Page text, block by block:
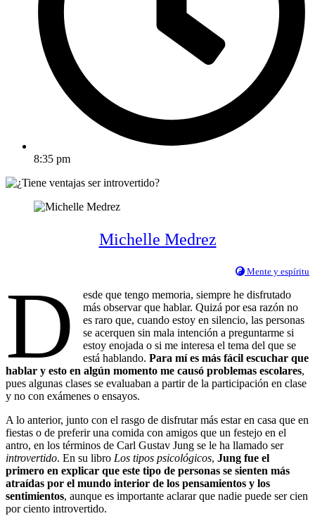
8:35 pm
Michelle Medrez
Mente y espíritu
D
esde que tengo memoria, siempre he disfrutado
más observar que hablar. Quizá por esa razón no
es raro que, cuando estoy en silencio, las personas
se acerquen sin mala intención a preguntarme si
estoy enojada o si me interesa el tema del que se
está hablando.Para mí es más fácil escuchar que
hablar y esto en algún momento me causó problemas escolares,
pues algunas clases se evaluaban a partir de la participación en clase
y no con exámenes o ensayos.
A lo anterior, junto con el rasgo de disfrutar más estar en casa que en
fiestas o de preferir una comida con amigos que un festejo en el
antro, en los términos de Carl Gustav Jung se le ha llamado ser
introvertido. En su libro Los tipos psicológicos, Jung fue el
primero en explicar que este tipo de personas se sienten más
atraídas por el mundo interior de los pensamientos y los
sentimientos, aunque es importante aclarar que nadie puede ser cien
por ciento introvertido.